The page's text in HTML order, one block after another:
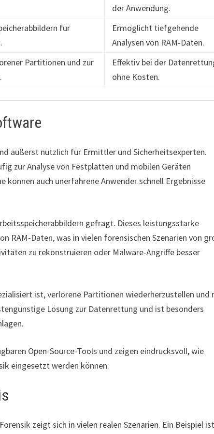
der Anwendung.
für
Ermöglicht tiefgehende
Analysen von RAM-Daten.
Partitionen und zur
Effektiv bei der
ohne Kosten.
äußerst nützlich für Ermittler und Sicherheitsexperten.
zur Analyse von Festplatten und mobilen Geräten
auch unerfahrene Anwender schnell Ergebnisse
gefragt. Dieses leistungsstarke
RAM-Daten, was in vielen forensischen Szenarien von
zu rekonstruieren oder Malware-Angriffe besser
ist, verlorene Partitionen wiederherzustellen und
Lösung zur Datenrettung und ist besonders
Open-Source-Tools und zeigen eindrucksvoll, wie
eingesetzt werden können.
zeigt sich in vielen realen Szenarien. Ein Beispiel